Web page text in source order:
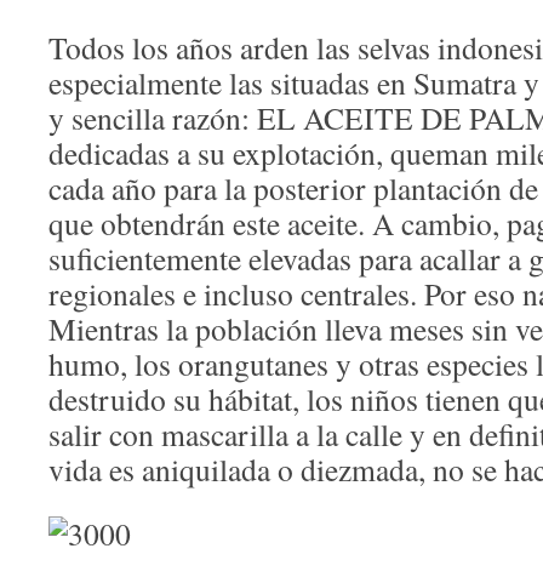
Todos los años arden las selvas
especialmente las situadas en Sumatra
y sencilla razón: EL ACEITE DE
dedicadas a su explotación, queman
cada año para la posterior plantación
que obtendrán este aceite. A cambio,
suficientemente elevadas para acallar a
regionales e incluso centrales. Por eso
Mientras la población lleva meses sin
humo, los orangutanes y otras especies
destruido su hábitat, los niños tienen
salir con mascarilla a la calle y en
vida es aniquilada o diezmada, no se